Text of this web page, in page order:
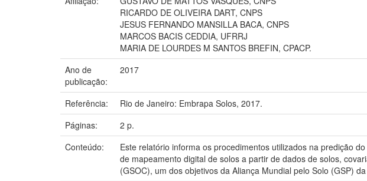
RICARDO DE OLIVEIRA DART, CNPS
JESUS FERNANDO MANSILLA BACA, CNPS
MARCOS BACIS CEDDIA, UFRRJ
MARIA DE LOURDES M SANTOS BREFIN, CPACP.
Ano de
publicação:
2017
Referência:
Rio de Janeiro: Embrapa Solos, 2017.
Páginas:
2 p.
Conteúdo:
Este relatório informa os procedimentos utilizados na predição
de mapeamento digital de solos a partir de dados de solos,
(GSOC), um dos objetivos da Aliança Mundial pelo Solo (GSP)